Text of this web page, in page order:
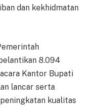
dan kekhidmatan
8.094
Kantor Bupati
lancar serta
kualitas